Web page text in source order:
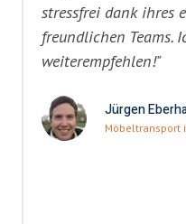
stressfrei dank ihres
freundlichen Teams.
weiterempfehlen!"
Jürgen
Möbeltransport